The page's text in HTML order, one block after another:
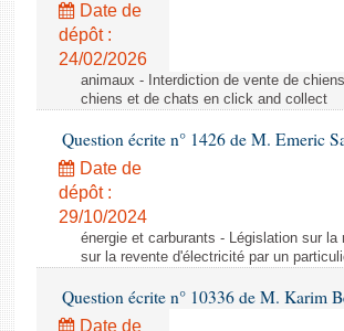
Date de
dépôt :
24/02/2026
animaux - Interdiction de vente de
chiens et de chats en click and collect
Question écrite n° 1426 de M. Emeric
Date de
dépôt :
29/10/2024
énergie et carburants - Législation sur
sur la revente d'électricité par un
Question écrite n° 10336 de M. Karim
Date de